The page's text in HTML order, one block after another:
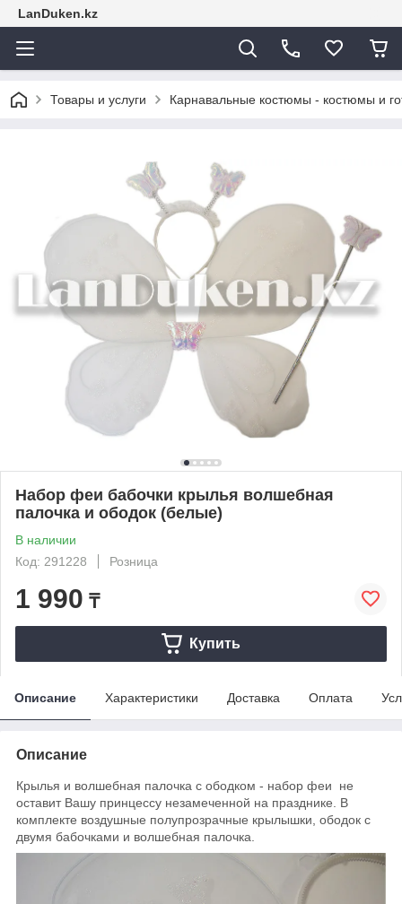
LanDuken.kz
Товары и услуги Карнавальные костюмы - костюмы и
Набор феи бабочки крылья волшебная
палочка и ободок (белые)
В наличии
Код: 291228
Розница
1 990 ₸
Купить
Описание Характеристики Доставка Оплата
Описание
Крылья и волшебная палочка с ободком - набор феи не
оставит Вашу принцессу незамеченной на празднике. В
комплекте воздушные полупрозрачные крылышки, ободок с
двумя бабочками и волшебная палочка.